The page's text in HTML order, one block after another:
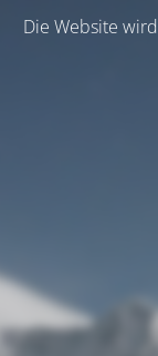
Die Website